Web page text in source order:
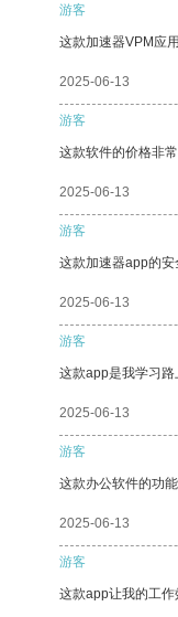
游客
这款加速器VPM应
2025-06-13
游客
这款软件的价格非
2025-06-13
游客
这款加速器app的安
2025-06-13
游客
这款app是我学习路
2025-06-13
游客
这款办公软件的功
2025-06-13
游客
这款app让我的工作